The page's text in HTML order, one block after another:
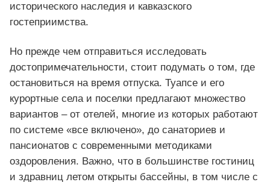
исторического наследия и кавказского
гостеприимства.
Но прежде чем отправиться исследовать
достопримечательности, стоит подумать о том, где
остановиться на время отпуска. Туапсе и его
курортные села и поселки предлагают множество
вариантов – от отелей, многие из которых работают
по системе «все включено», до санаториев и
пансионатов с современными методиками
оздоровления. Важно, что в большинстве гостиниц
и здравниц летом открыты бассейны, в том числе с